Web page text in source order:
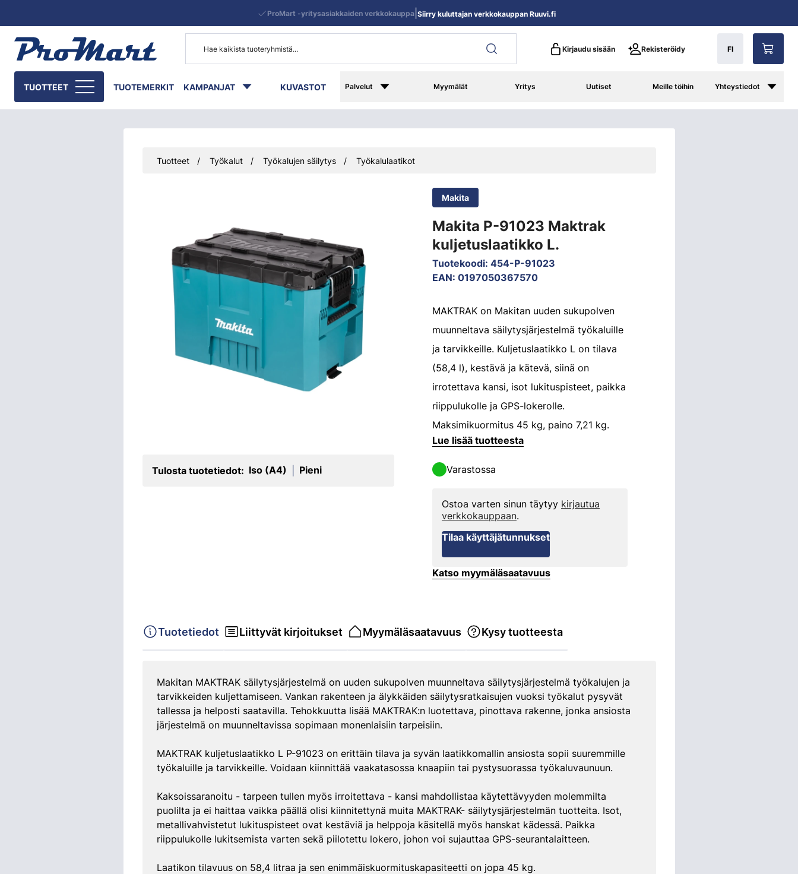
Kirjaudu sisään Rekisteröidy FI
TUOTTEET TUOTEMERKIT KAMPANJAT KUVASTOT Palvelut Myymälät Yritys Uutiset Meille töihin Yhteystiedot
ProMart -yritysasiakkaiden verkkokauppa| Siirry kuluttajan verkkokauppan Ruuvi.fi
Tuotteet Työkalut Työkalujen säilytys Työkalulaatikot
Makita
Makita P-91023 Maktrak
kuljetuslaatikko L.
Tuotekoodi: 454-P-91023
EAN: 0197050367570
Tulosta tuotetiedot: Iso (A4) Pieni
MAKTRAK on Makitan uuden sukupolven
muunneltava säilytysjärjestelmä työkaluille
ja tarvikkeille. Kuljetuslaatikko L on tilava
(58,4 l), kestävä ja kätevä, siinä on
irrotettava kansi, isot lukituspisteet, paikka
riippulukolle ja GPS-lokerolle.
Maksimikuormitus 45 kg, paino 7,21 kg.
Lue lisää tuotteesta
Varastossa
Ostoa varten sinun täytyy kirjautua
verkkokauppaan.
Tilaa käyttäjätunnukset
Katso myymäläsaatavuus
Tuotetiedot Liittyvät kirjoitukset Myymäläsaatavuus Kysy tuotteesta
Makitan MAKTRAK säilytysjärjestelmä on uuden sukupolven muunneltava säilytysjärjestelmä työkalujen ja
tarvikkeiden kuljettamiseen. Vankan rakenteen ja älykkäiden säilytysratkaisujen vuoksi työkalut pysyvät
tallessa ja helposti saatavilla. Tehokkuutta lisää MAKTRAK:n luotettava, pinottava rakenne, jonka ansiosta
järjestelmä on muunneltavissa sopimaan monenlaisiin tarpeisiin.
MAKTRAK kuljetuslaatikko L P-91023 on erittäin tilava ja syvän laatikkomallin ansiosta sopii suuremmille
työkaluille ja tarvikkeille. Voidaan kiinnittää vaakatasossa knaapiin tai pystysuorassa työkaluvaunuun.
Kaksoissaranoitu - tarpeen tullen myös irroitettava - kansi mahdollistaa käytettävyyden molemmilta
puolilta ja ei haittaa vaikka päällä olisi kiinnitettynä muita MAKTRAK- säilytysjärjestelmän tuotteita. Isot,
metallivahvistetut lukituspisteet ovat kestäviä ja helppoja käsitellä myös hanskat kädessä. Paikka
riippulukolle lukitsemista varten sekä piilotettu lokero, johon voi sujauttaa GPS-seurantalaitteen.
Laatikon tilavuus on 58,4 litraa ja sen enimmäiskuormituskapasiteetti on jopa 45 kg.